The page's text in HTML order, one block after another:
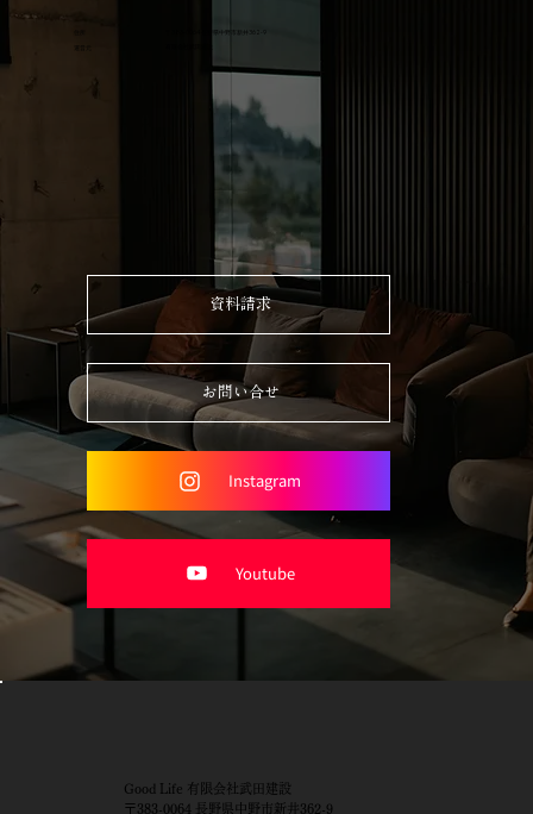
​〒383-0064 長野県中野市新井362-9
資料請求
お問い合せ
Instagram
Youtube
Good Life 有限会社武田建設
〒383-0064 長野県中野市新井362-9